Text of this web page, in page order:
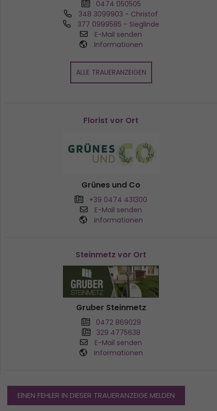
0474 050505
348 3099903 - Christof
377 0999585 - Sieglinde
E-Mail senden
Informationen
ALLE TRAUERANZEIGEN
Florist vor Ort
Grünes und Co
+39 0474 431300
E-Mail senden
Informationen
Steinmetz vor Ort
Gruber Steinmetz
0472 869029
329 4775638
E-Mail senden
Informationen
EINEN FEHLER IN DIESER TRAUERANZEIGE MELDEN